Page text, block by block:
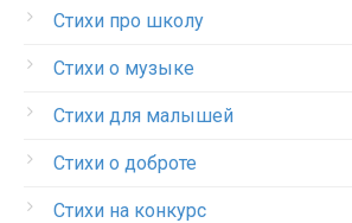
Стихи про школу
Стихи о музыке
Стихи для малышей
Стихи о доброте
Стихи на конкурс